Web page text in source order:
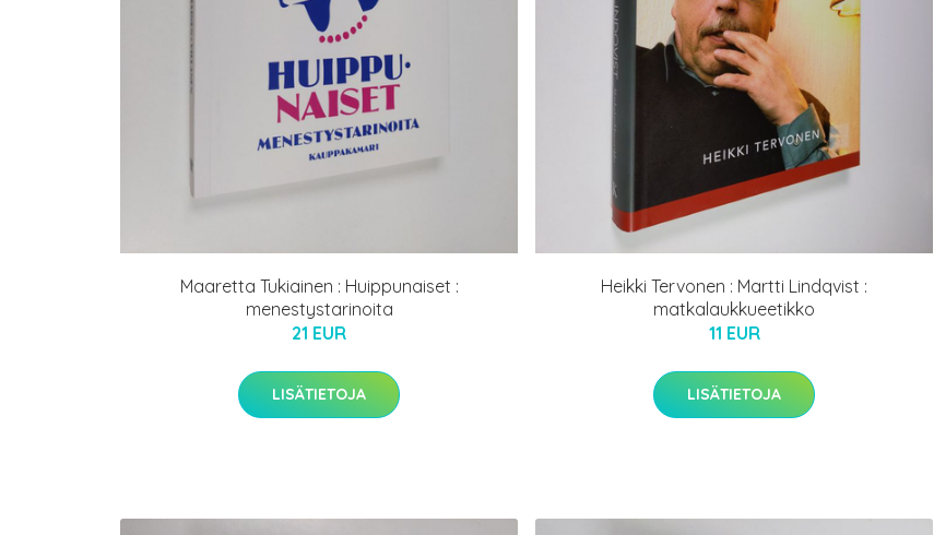
Maaretta Tukiainen : Huippunaiset :
menestystarinoita
21 EUR
LISÄTIETOJA
Heikki Tervonen : Martti Lindqvist :
matkalaukkueetikko
11 EUR
LISÄTIETOJA